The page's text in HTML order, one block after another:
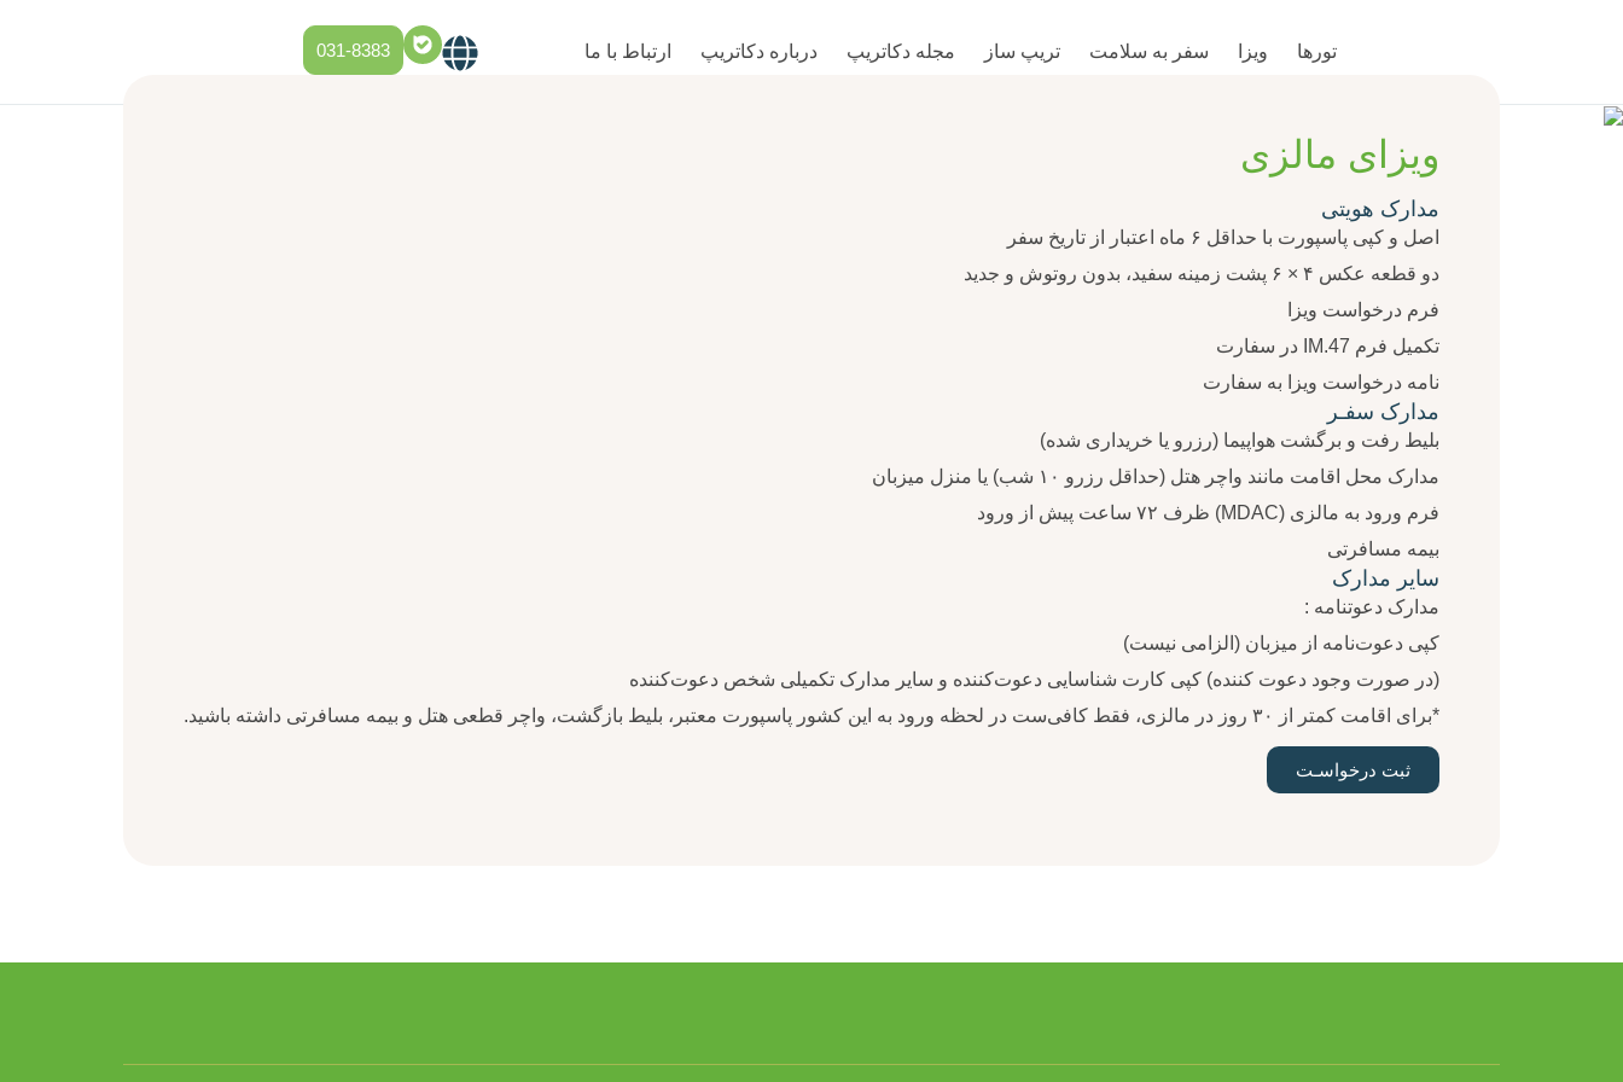
تورها ویزا سفر به سلامت تریپ‌ ساز مجله دکاتریپ درباره دکاتریپ ارتباط با ما 031-8383
ویزای مالزی
مدارک هویتی
اصل و کپی پاسپورت با حداقل ۶ ماه اعتبار از تاریخ سفر
دو قطعه عکس ۴ × ۶ پشت زمینه سفید، بدون روتوش و جدید
فرم درخواست ویزا
تکمیل فرم IM.47 در سفارت
نامه درخواست ویزا به سفارت
مدارک سفـر
بلیط رفت و برگشت هواپیما (رزرو یا خریداری شده)
مدارک محل اقامت مانند واچر هتل (حداقل رزرو ۱۰ شب) یا منزل میزبان
فرم ورود به مالزی (MDAC) ظرف ۷۲ ساعت پیش از ورود
بیمه مسافرتی
سایر مدارک
مدارک دعوتنامه :
کپی دعوت‌نامه از میزبان (الزامی نیست)
(در صورت وجود دعوت ‌کننده) کپی کارت شناسایی دعوت‌کننده و سایر مدارک تکمیلی شخص دعوت‌کننده
*برای اقامت کمتر از ۳۰ روز در مالزی، فقط کافی‌ست در لحظه ورود به این کشور پاسپورت معتبر، بلیط بازگشت، واچر قطعی هتل و بیمه مسافرتی داشته باشید.
ثبت درخواسـت